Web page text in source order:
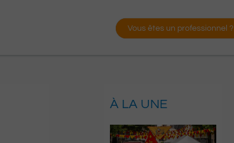
Vous êtes un professionnel ?
À LA UNE